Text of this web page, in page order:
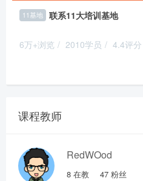
11基地 联系11大培训基地
6万+浏览 / 2010学员 / 4.4评分
课程教师
RedWOod
8 在教 47 粉丝